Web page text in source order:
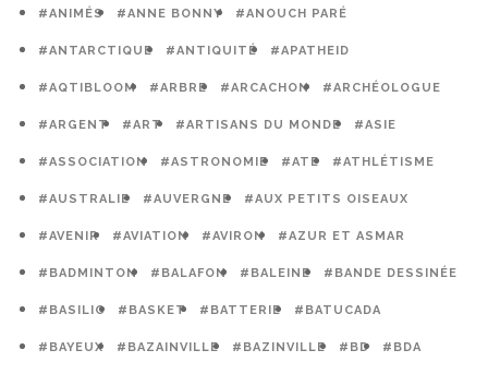
#ANIMÉS #ANNE BONNY #ANOUCH PARÉ
#ANTARCTIQUE #ANTIQUITÉ #APATHEID
#AQTIBLOOM #ARBRE #ARCACHON #ARCHÉOLOGUE
#ARGENT #ART #ARTISANS DU MONDE #ASIE
#ASSOCIATION #ASTRONOMIE #ATE #ATHLÉTISME
#AUSTRALIE #AUVERGNE #AUX PETITS OISEAUX
#AVENIR #AVIATION #AVIRON #AZUR ET ASMAR
#BADMINTON #BALAFON #BALEINE #BANDE DESSINÉE
#BASILIC #BASKET #BATTERIE #BATUCADA
#BAYEUX #BAZAINVILLE #BAZINVILLE #BD #BDA